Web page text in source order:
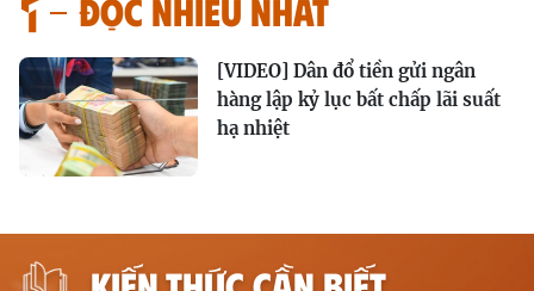
Đọc nhiều nhất
[VIDEO] Dân đổ tiền gửi ngân
hàng lập kỷ lục bất chấp lãi suất
hạ nhiệt